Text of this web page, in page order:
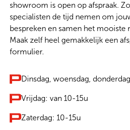
showroom is open op afspraak.
specialisten de tijd nemen om
bespreken en samen het mooiste
Maak zelf heel gemakkelijk een
formulier.
Dinsdag, woensdag,
Vrijdag: van 10-15u
Zaterdag: 10-15u